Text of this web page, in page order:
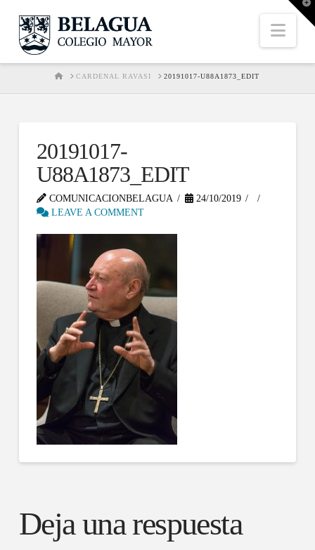
HOMECARDENAL RAVASI 20191017-U88A1873_EDIT
20191017-
U88A1873_EDIT
COMUNICACIONBELAGUA
24/10/2019
LEAVE A COMMENT
Deja una respuesta